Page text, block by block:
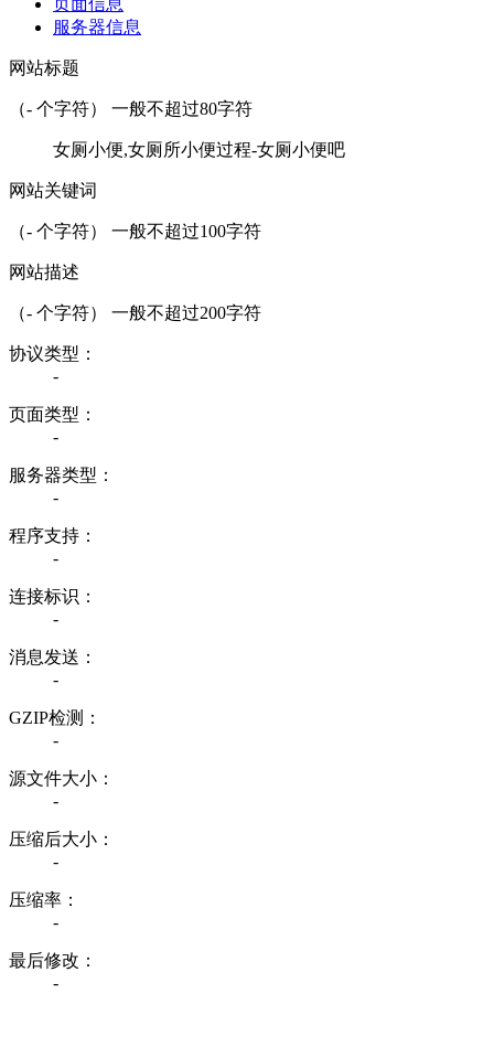
服务器信息
网站标题
（- 个字符） 一般不超过80字符
女厕小便,女厕所小便过程-女厕小便吧
网站关键词
（- 个字符） 一般不超过100字符
网站描述
（- 个字符） 一般不超过200字符
协议类型：
-
页面类型：
-
服务器类型：
-
程序支持：
-
连接标识：
-
消息发送：
-
GZIP检测：
-
源文件大小：
-
压缩后大小：
-
压缩率：
-
最后修改：
-